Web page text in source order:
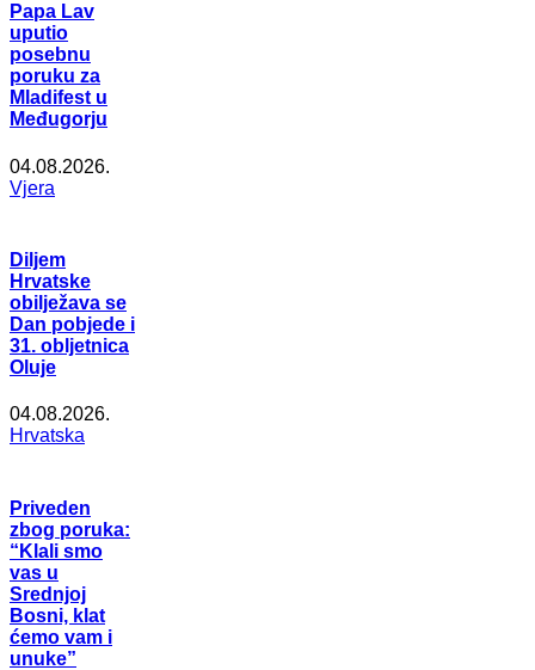
Papa Lav
uputio
posebnu
poruku za
Mladifest u
Međugorju
04.08.2026.
Vjera
Diljem
Hrvatske
obilježava se
Dan pobjede i
31. obljetnica
Oluje
04.08.2026.
Hrvatska
Priveden
zbog poruka:
“Klali smo
vas u
Srednjoj
Bosni, klat
ćemo vam i
unuke”